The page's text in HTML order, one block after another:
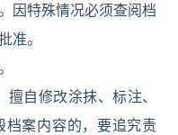
因特殊情况必须查阅档
准。
自修改涂抹、标注、
档案内容的，要追究责